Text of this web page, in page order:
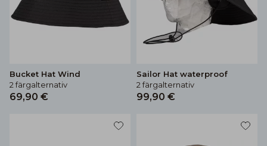
Bucket Hat Wind
2 färgalternativ
69,90 €
Sailor Hat waterproof
2 färgalternativ
99,90 €